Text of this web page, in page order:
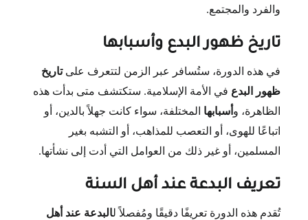
والفرد والمجتمع.
تاريخ ظهور البدع وأسبابها
في هذه الدورة، ستُسافر عبر الزمن لتتعرف علىتاريخ
ظهور البدع في الأمة الإسلامية. ستكتشف متى بدأت هذه
الظاهرة، و أسبابها المختلفة، سواء كانت جهلاً بالدين، أو
اتباعًا للهوى، أو التعصب للمذاهب، أو التشبه بغير
المسلمين، أو غير ذلك من العوامل التي أدت إلى نشأتها.
تعريف البدعة عند أهل السنة
تُقدم هذه الدورة تعريفًا دقيقًا ومُفصلاً لالبدعة عند أهل